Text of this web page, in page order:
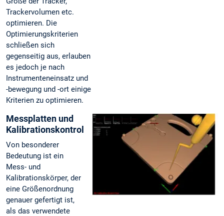
Trackervolumen etc.
optimieren. Die
Optimierungskriterien
schließen sich
gegenseitig aus, erlauben
es jedoch je nach
Instrumenteneinsatz und
-bewegung und -ort einige
Kriterien zu optimieren.
Messplatten und
Kalibrationskontrolle
Von besonderer
Bedeutung ist ein
Mess- und
Kalibrationskörper, der
eine Größenordnung
genauer gefertigt ist,
als das verwendete